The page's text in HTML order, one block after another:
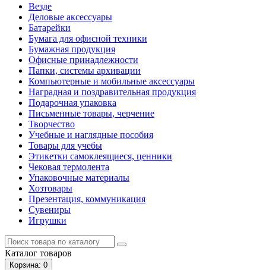
Везде
Деловые аксессуары
Батарейки
Бумага для офисной техники
Бумажная продукция
Офисные принадлежности
Папки, системы архивации
Компьютерные и мобильные аксессуары
Наградная и поздравительная продукция
Подарочная упаковка
Письменные товары, черчение
Творчество
Учебные и наглядные пособия
Товары для учебы
Этикетки самоклеящиеся, ценники
Чековая термолента
Упаковочные материалы
Хозтовары
Презентация, коммуникация
Сувениры
Игрушки
Каталог товаров
Корзина: 0